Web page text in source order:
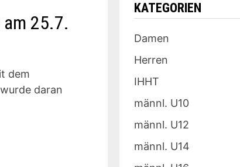
25.7.
dem
daran
KATEGORIEN
Damen
Herren
IHHT
männl. U10
männl. U12
männl. U14